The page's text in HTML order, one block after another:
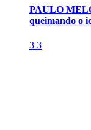
PAULO
queimando o
3 3